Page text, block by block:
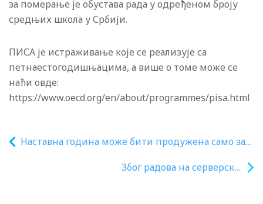
за померање је обустава рада у одређеном броју
средњих школа у Србији.
ПИСА је истраживање које се реализује са
петнаестогодишњацима, а више о томе може се
наћи овде:
https://www.oecd.org/en/about/programmes/pisa.html
Наставна година може бити продужена само за
наставу у наставној годиниЗбог радова на серверској